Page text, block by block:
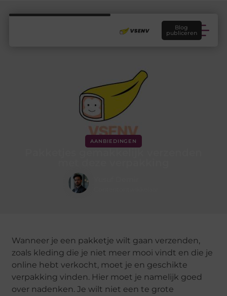
Blog
publiceren
AANBIEDINGEN
Wanneer je een pakketje wilt gaan verzenden,
zoals kleding die je niet meer mooi vindt en die je
online hebt verkocht, moet je en geschikte
verpakking vinden. Hier moet je namelijk goed
over nadenken. Je wilt niet een te grote